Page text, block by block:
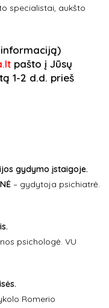
specialistai, aukšto
pašto į Jūsų
1-2 d.d. prieš
gydymo įstaigoje.
– gydytoja psichiatrė.
psichologė. VU
Romerio